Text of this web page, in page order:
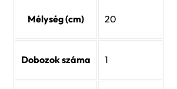
Mélység (cm) 20
Dobozok száma 1